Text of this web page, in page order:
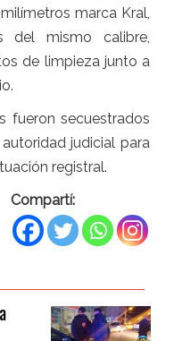
marca Kral,
del mismo calibre,
de limpieza junto a
fueron secuestrados
judicial para
registral.
Compartí: